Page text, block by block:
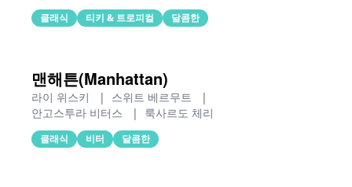
클래식 티키 & 트로피컬 달콤한
맨해튼(Manhattan)
라이 위스키 | 스위트 베르무트
|
안고스투라 비터스
| 룩사르도 체리
클래식 비터 달콤한